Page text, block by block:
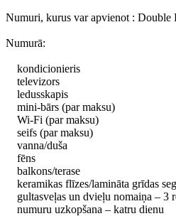
Numuri, kurus var apvienot : Double
Numurā:
kondicionieris
televizors
ledusskapis
mini-bārs (par maksu)
Wi-Fi (par maksu)
seifs (par maksu)
vanna/duša
fēns
balkons/terase
keramikas flīzes/lamināta grīdas
gultasveļas un dvieļu nomaiņa – 3
numuru uzkopšana – katru dienu